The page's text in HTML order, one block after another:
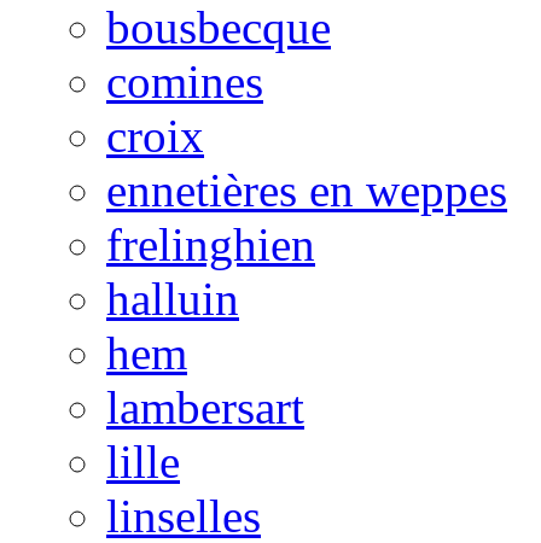
bousbecque
comines
croix
ennetières en weppes
frelinghien
halluin
hem
lambersart
lille
linselles